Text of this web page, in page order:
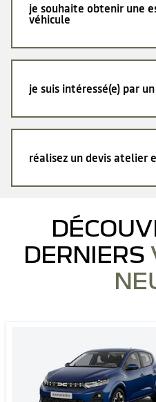
je souhaite obtenir une
véhicule
je suis intéressé(e) par
réalisez un devis atelier
DERNIERS